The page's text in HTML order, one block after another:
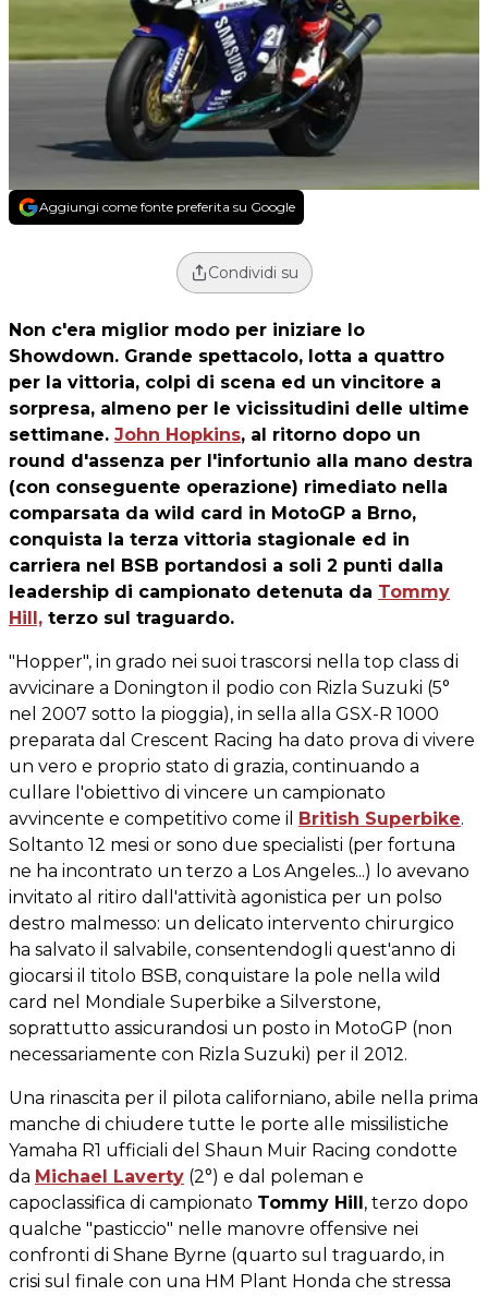
Aggiungi come fonte preferita su Google
Condividi su
Non c'era miglior modo per iniziare lo
Showdown. Grande spettacolo, lotta a quattro
per la vittoria, colpi di scena ed un vincitore a
sorpresa, almeno per le vicissitudini delle ultime
settimane. John Hopkins, al ritorno dopo un
round d'assenza per l'infortunio alla mano destra
(con conseguente operazione) rimediato nella
comparsata da wild card in MotoGP a Brno,
conquista la terza vittoria stagionale ed in
carriera nel BSB portandosi a soli 2 punti dalla
leadership di campionato detenuta da Tommy
Hill, terzo sul traguardo.
"Hopper", in grado nei suoi trascorsi nella top class di
avvicinare a Donington il podio con Rizla Suzuki (5°
nel 2007 sotto la pioggia), in sella alla GSX-R 1000
preparata dal Crescent Racing ha dato prova di vivere
un vero e proprio stato di grazia, continuando a
cullare l'obiettivo di vincere un campionato
avvincente e competitivo come il
British Superbike.
Soltanto 12 mesi or sono due specialisti (per fortuna
ne ha incontrato un terzo a Los Angeles...) lo avevano
invitato al ritiro dall'attività agonistica per un polso
destro malmesso: un delicato intervento chirurgico
ha salvato il salvabile, consentendogli quest'anno di
giocarsi il titolo BSB, conquistare la pole nella wild
card nel Mondiale Superbike a Silverstone,
soprattutto assicurandosi un posto in MotoGP (non
necessariamente con Rizla Suzuki) per il 2012.
Una rinascita per il pilota californiano, abile nella prima
manche di chiudere tutte le porte alle missilistiche
Yamaha R1 ufficiali del Shaun Muir Racing condotte
da Michael Laverty (2°) e dal poleman e
capoclassifica di campionato Tommy Hill , terzo dopo
qualche "pasticcio" nelle manovre offensive nei
confronti di Shane Byrne (quarto sul traguardo, in
crisi sul finale con una HM Plant Honda che stressa